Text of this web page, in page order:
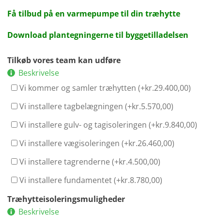
Få tilbud på en varmepumpe til din træhytte
Download plantegningerne til byggetilladelsen
Tilkøb vores team kan udføre
Beskrivelse
Vi kommer og samler træhytten (+kr.29.400,00)
Vi installere tagbelægningen (+kr.5.570,00)
Vi installere gulv- og tagisoleringen (+kr.9.840,00)
Vi installere vægisoleringen (+kr.26.460,00)
Vi installere tagrenderne (+kr.4.500,00)
Vi installere fundamentet (+kr.8.780,00)
Træhytteisoleringsmuligheder
Beskrivelse